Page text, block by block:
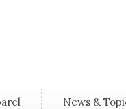
News &